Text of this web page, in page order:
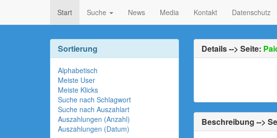
Start Suche News Media Kontakt Datenschutz
Sortierung
Alphabetisch
Meiste User
Meiste Klicks
Suche nach Schlagwort
Suche nach Auszahlart
Auszahlungen (Anzahl)
Auszahlungen (Datum)
Details --> Seite:
Beschreibung -->